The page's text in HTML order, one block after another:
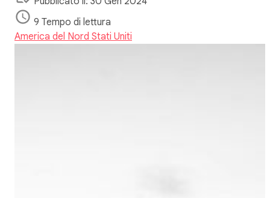
9 Tempo di lettura
America del Nord Stati Uniti